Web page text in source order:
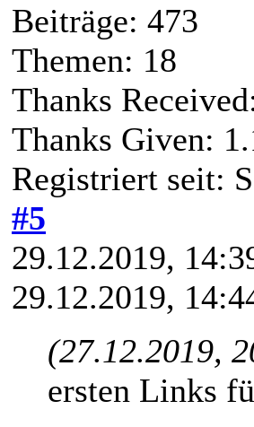
Beiträge: 473
Themen: 18
Thanks
Thanks Given:
Registriert seit:
#5
29.12.2019,
29.12.2019,
(27.12.2019,
ersten Links